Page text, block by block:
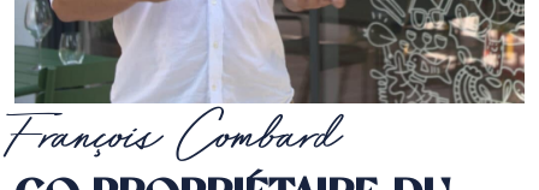
François Combard